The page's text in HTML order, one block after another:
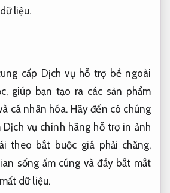
liệu.
cấp Dịch vụ hỗ trợ bề ngoài
giúp bạn tạo ra các sản phẩm
cá nhân hóa. Hãy đến có chúng
vụ chính hãng hỗ trợ in ảnh
theo bắt buộc giá phải chăng,
sống ấm cúng và đầy bắt mắt
dữ liệu.